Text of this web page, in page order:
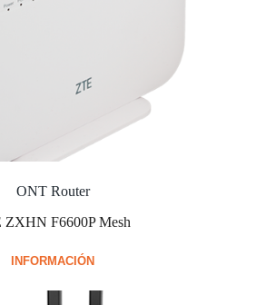
ONT Router
ZXHN F6600P Mesh
INFORMACIÓN